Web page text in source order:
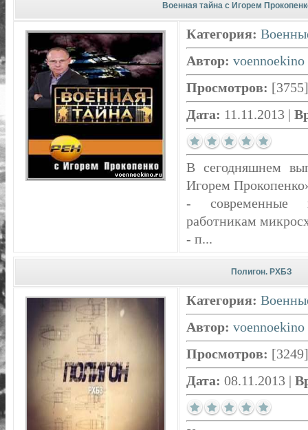
Военная тайна с Игорем
Категория:
Автор: voennoekino
Просмотров: [3755]
Дата: 11.11.2013
В сегодняшнем
Игорем
- современные
работникам
- п...
Полигон. РХБЗ
Категория:
Автор: voennoekino
Просмотров: [3249]
Дата: 08.11.2013